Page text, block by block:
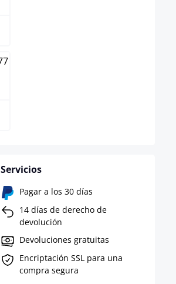
Servicios
Pagar a los 30 días
14 días de derecho de
devolución
Devoluciones gratuitas
Encriptación SSL para una
compra segura